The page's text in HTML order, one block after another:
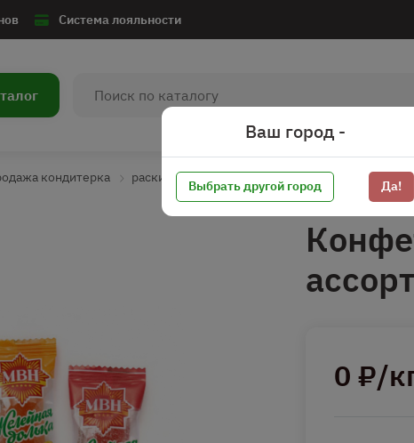
Система лояльности
кондитерка раскидать
0 ₽/
Ваш город -
Выбрать другой город Да!